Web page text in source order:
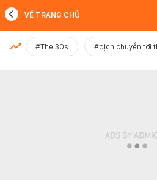
MỚI NHẤT
VỀ TRANG CHỦ
#The 30s #dịch chuyển tới